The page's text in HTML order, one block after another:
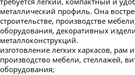
металлический профиль. Она
строительстве, производстве
оборудования, декоративных
металлоконструкций.
изготовление легких каркасов, рам
производство мебели, стеллажей,
оборудования;